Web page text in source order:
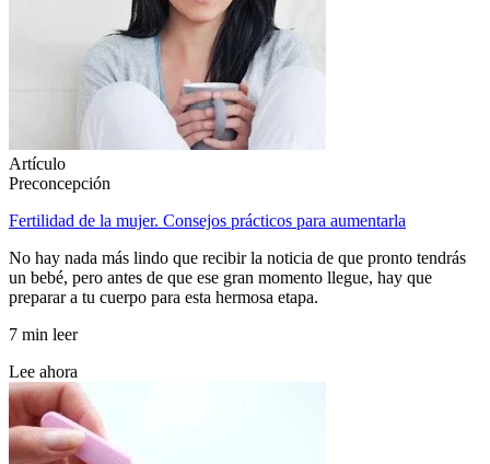
Artículo
Preconcepción
Fertilidad de la mujer. Consejos prácticos para aumentarla
No hay nada más lindo que recibir la noticia de que pronto tendrás
un bebé, pero antes de que ese gran momento llegue, hay que
preparar a tu cuerpo para esta hermosa etapa.
7 min leer
Lee ahora